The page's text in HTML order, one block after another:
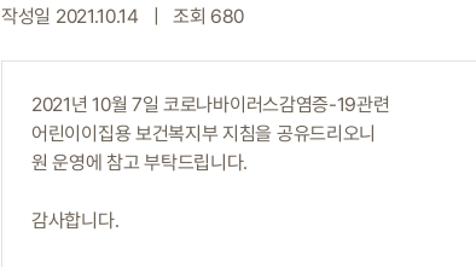
작성일 2021.10.14 조회 680
2021년 10월 7일 코로나바이러스감염증-19관련
어린이이집용 보건복지부 지침을 공유드리오니
원 운영에 참고 부탁드립니다.
감사합니다.